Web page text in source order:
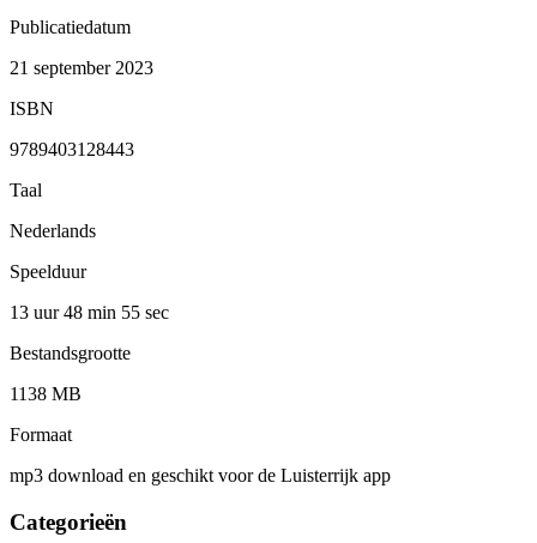
Publicatiedatum
21 september 2023
ISBN
9789403128443
Taal
Nederlands
Speelduur
13 uur 48 min 55 sec
Bestandsgrootte
1138 MB
Formaat
mp3 download en geschikt voor de Luisterrijk app
Categorieën